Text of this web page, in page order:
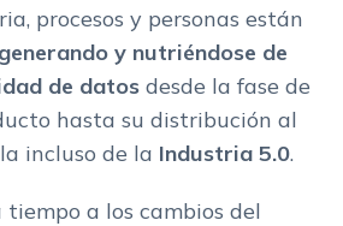
PLM para el desarrollo de productos
del PLM en los proyectos
y de gestion del ciclo de vida del
procesos y personas están
generando y nutriéndose de
de datos desde la fase de
hasta su distribución al
incluso de la Industria 5.0.
a los cambios del